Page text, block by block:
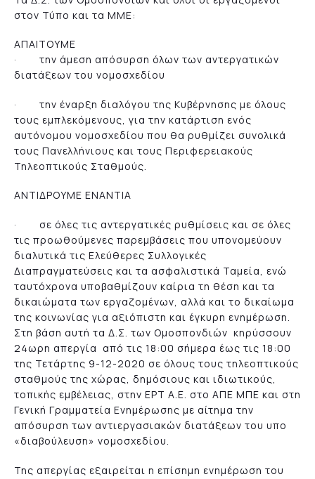
στον Τύπο και τα ΜΜΕ:
ΑΠΑΙΤΟΥΜΕ
· την άμεση απόσυρση όλων των αντεργατικών
διατάξεων του νομοσχεδίου
· την έναρξη διαλόγου της Κυβέρνησης με όλους
τους εμπλεκόμενους, για την κατάρτιση ενός
αυτόνομου νομοσχεδίου που θα ρυθμίζει συνολικά
τους Πανελλήνιους και τους Περιφερειακούς
Τηλεοπτικούς Σταθμούς.
ΑΝΤΙΔΡΟΥΜΕ ΕΝΑΝΤΙΑ
· σε όλες τις αντεργατικές ρυθμίσεις και σε όλες
τις προωθούμενες παρεμβάσεις που υπονομεύουν
διαλυτικά τις Ελεύθερες Συλλογικές
Διαπραγματεύσεις και τα ασφαλιστικά Ταμεία, ενώ
ταυτόχρονα υποβαθμίζουν καίρια τη θέση και τα
δικαιώματα των εργαζομένων, αλλά και το δικαίωμα
της κοινωνίας για αξιόπιστη και έγκυρη ενημέρωση.
Στη βάση αυτή τα Δ.Σ. των Ομοσπονδιών κηρύσσουν
24ωρη απεργία από τις 18:00 σήμερα έως τις 18:00
της Τετάρτης 9-12-2020 σε όλους τους τηλεοπτικούς
σταθμούς της χώρας, δημόσιους και ιδιωτικούς,
τοπικής εμβέλειας, στην ΕΡΤ Α.Ε. στο ΑΠΕ ΜΠΕ και στη
Γενική Γραμματεία Ενημέρωσης με αίτημα την
απόσυρση των αντιεργασιακών διατάξεων του υπο
«διαβούλευση» νομοσχεδίου.
Της απεργίας εξαιρείται η επίσημη ενημέρωση του